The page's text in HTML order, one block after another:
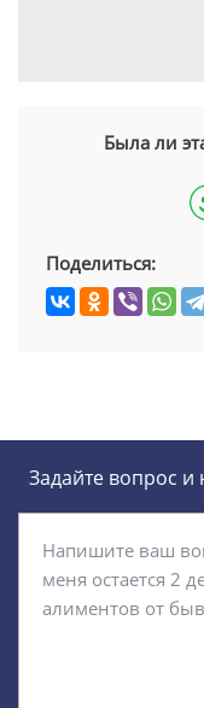
Была ли
Поделиться:
Задайте вопрос и